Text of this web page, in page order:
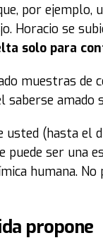
por
Horacio se
solo para
muestras de
saberse amado
usted (hasta el
puede ser una
humana.
propone